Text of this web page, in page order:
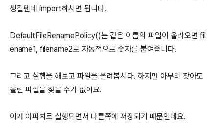
생길텐데 import하시면 됩니다.
DefaultFileRenamePolicy()는 같은 이름의 파일이 올라오면 fil
ename1, filename2로 자동적으로 숫자를 붙여줍니다.
그리고 실행을 해보고 파일을 올려봅시다. 하지만 아무리 찾아도
올린 파일을 찾을 수가 없어요.
이게 아파치로 실행되면서 다른쪽에 저장되기 때문인데요.